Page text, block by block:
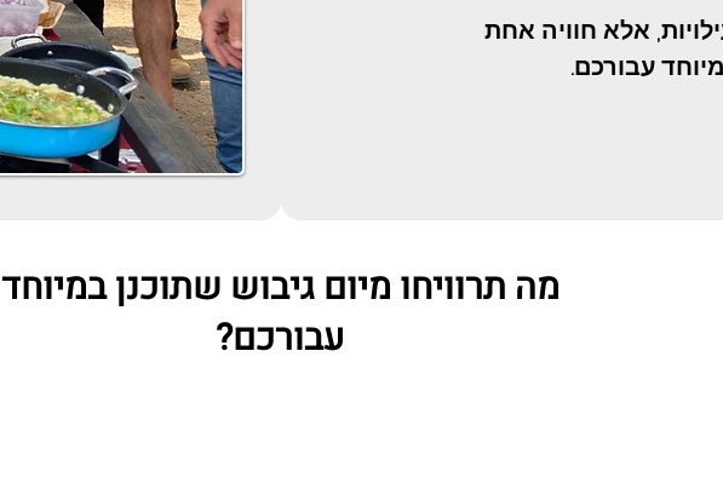
אלא חוויה אחת
עבורכם.
מה תרוויחו מיום גיבוש שתוכנן במיוחד
עבורכם?